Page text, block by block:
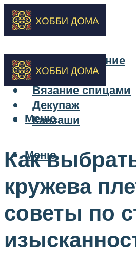
Бисероплетение
Вышивка
Вязание спицами
Декупаж
Канзаши
Меню
Меню
Как
кружева
советы по